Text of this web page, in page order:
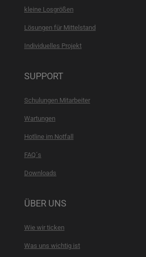
kleine Losgrößen
Lösungen für Mittelstand
Individuelles Projekt
SUPPORT
Schulungen Mitarbeiter
Wartungen
Hotline im Notfall
FAQ´s
Downloads
ÜBER UNS
Wie wir ticken
Was uns wichtig ist